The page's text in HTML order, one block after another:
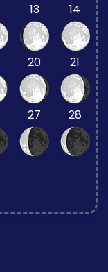
13 14
20 21
27 28